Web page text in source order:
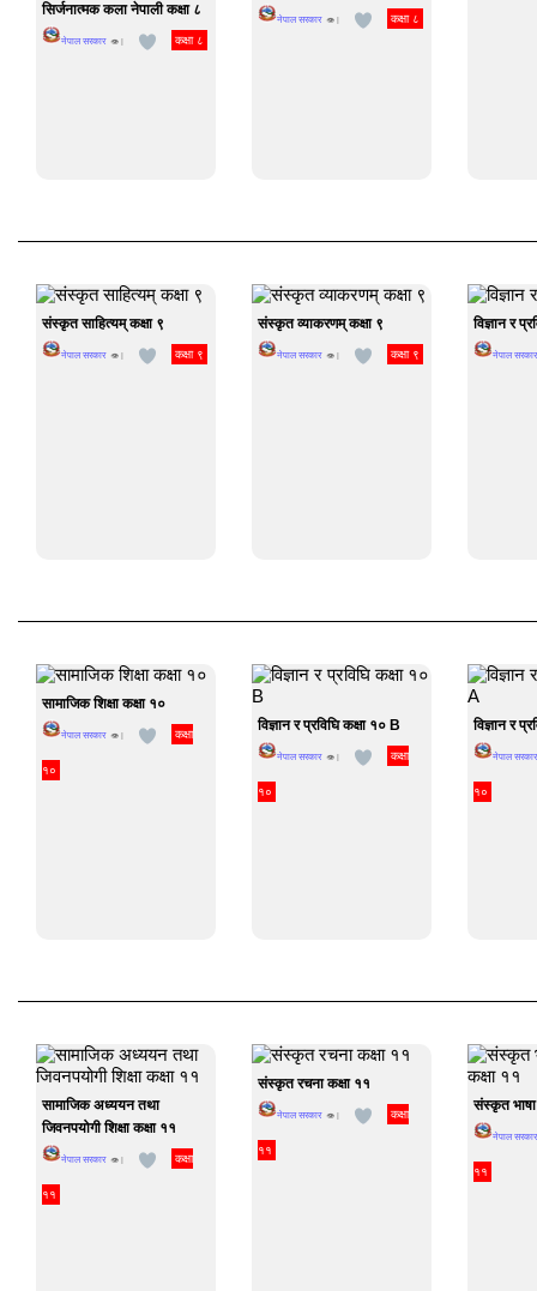
सिर्जनात्मक कला नेपाली कक्षा ८
नेपाल सरकार 👁 | कक्षा ८
नेपाल सरकार 👁 | कक्षा ८
संस्कृत साहित्यम् कक्षा ९
नेपाल सरकार 👁 | कक्षा ९
संस्कृत व्याकरणम् कक्षा ९
नेपाल सरकार 👁 | कक्षा ९
विज्ञान र
नेपाल सरकार
सामाजिक शिक्षा कक्षा १०
नेपाल सरकार 👁 | कक्षा
१०
विज्ञान र प्रविघि कक्षा १० B
नेपाल सरकार 👁 | कक्षा
१०
विज्ञान र
नेपाल सरकार
१०
सामाजिक अध्ययन तथा
जिवनपयोगी शिक्षा कक्षा ११
नेपाल सरकार 👁 | कक्षा
११
संस्कृत रचना कक्षा ११
नेपाल सरकार 👁 | कक्षा
११
संस्कृत भाषा
नेपाल सरकार
११